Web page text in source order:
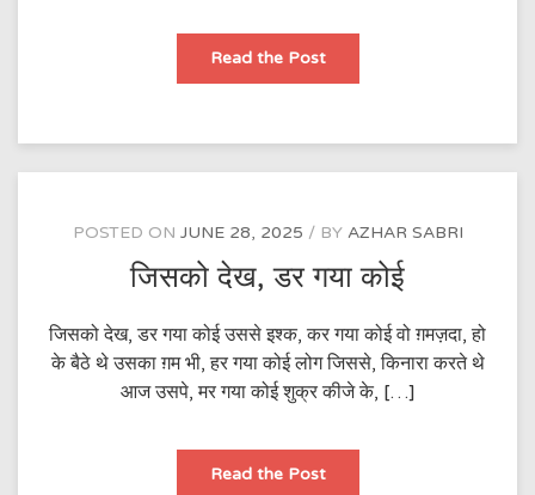
Read the Postउस
साथ
मसअला
POSTED ON JUNE 28, 2025 BY AZHAR SABRI
जिसको देख, डर गया कोई
जिसको देख, डर गया कोई उससे इश्क, कर गया कोई वो ग़मज़दा, हो
के बैठे थे उसका ग़म भी, हर गया कोई लोग जिससे, किनारा करते थे
आज उसपे, मर गया कोई शुक्र कीजे के, […]
Read the Postजिसको